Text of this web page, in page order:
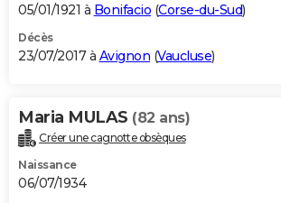
05/01/1921 à Bonifacio (Corse-du-Sud)
Décès
23/07/2017 à Avignon (Vaucluse)
Maria MULAS (82 ans)
Créer une cagnotte obsèques
Naissance
06/07/1934